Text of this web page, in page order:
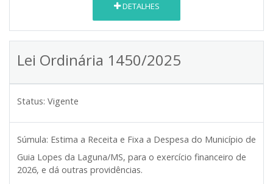
DETALHES
Lei Ordinária 1450/2025
Status: Vigente
Súmula: Estima a Receita e Fixa a Despesa do Município de
Guia Lopes da Laguna/MS, para o exercício financeiro de
2026, e dá outras providências.